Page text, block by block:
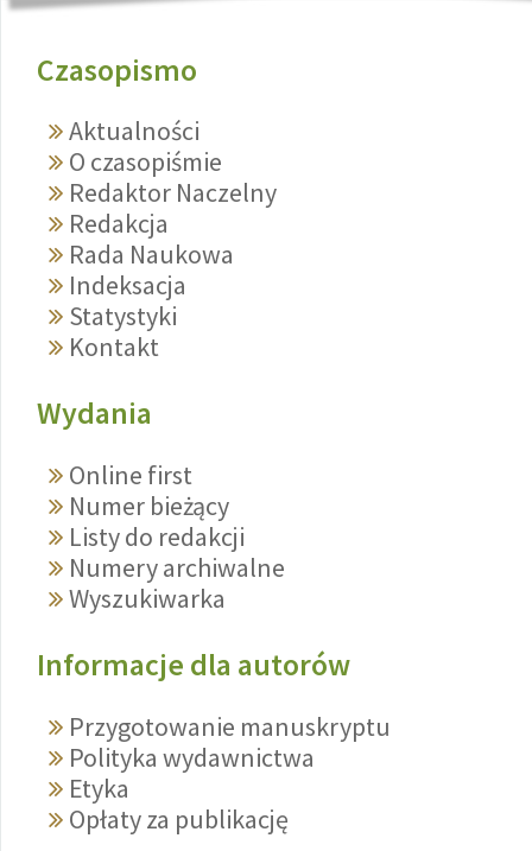
Czasopismo
Aktualności
O czasopiśmie
Redaktor Naczelny
Redakcja
Rada Naukowa
Indeksacja
Statystyki
Kontakt
Wydania
Online first
Numer bieżący
Listy do redakcji
Numery archiwalne
Wyszukiwarka
Informacje dla autorów
Przygotowanie manuskryptu
Polityka wydawnictwa
Etyka
Opłaty za publikację